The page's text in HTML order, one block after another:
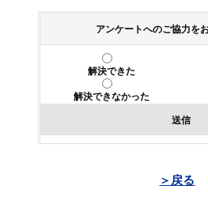
アンケートへのご協力を
解決できた
解決できなかった
送信
＞戻る